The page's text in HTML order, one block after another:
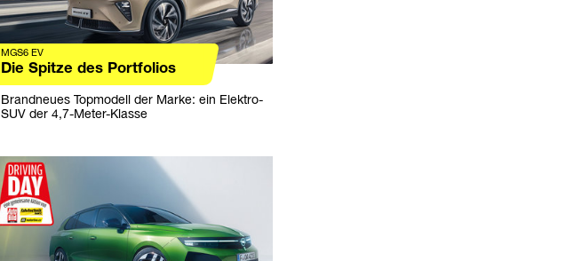
MGS6 EV
Die Spitze des Portfolios
Brandneues Topmodell der Marke: ein Elektro-
SUV der 4,7-Meter-Klasse